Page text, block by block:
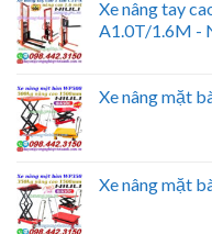
Xe nâng tay
A1.0T/1.6M -
Xe nâng mặt
Xe nâng mặt